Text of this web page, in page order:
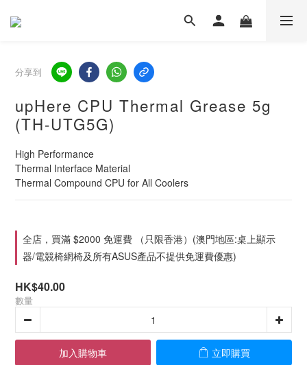
分享到
upHere CPU Thermal Grease 5g
(TH-UTG5G)
High Performance
Thermal Interface Material
Thermal Compound CPU for All Coolers
全店，買滿 $2000 免運費 （只限香港）(澳門地區:桌上顯示
器/電競椅網椅及所有ASUS產品不提供免運費優惠)
HK$40.00
數量
加入購物車 立即購買